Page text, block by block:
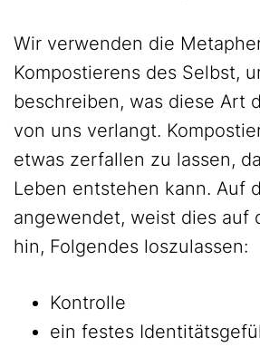
Wir verwenden die
Kompostierens des Selbst,
beschreiben, was diese Art
von uns verlangt.
etwas zerfallen zu lassen,
Leben entstehen kann. Auf
angewendet, weist dies auf
hin, Folgendes loszulassen:
Kontrolle
ein festes